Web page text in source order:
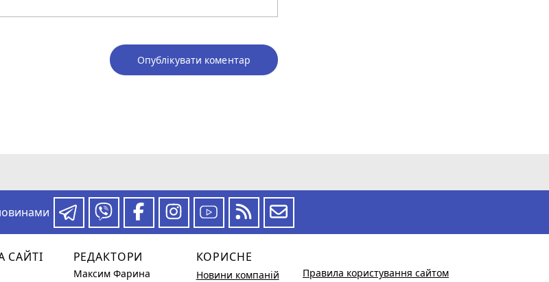
Опублікувати коментар
САЙТІ РЕДАКТОРИ
Максим Фарина
КОРИСНЕ
Новини компаній
Правила користування сайтом